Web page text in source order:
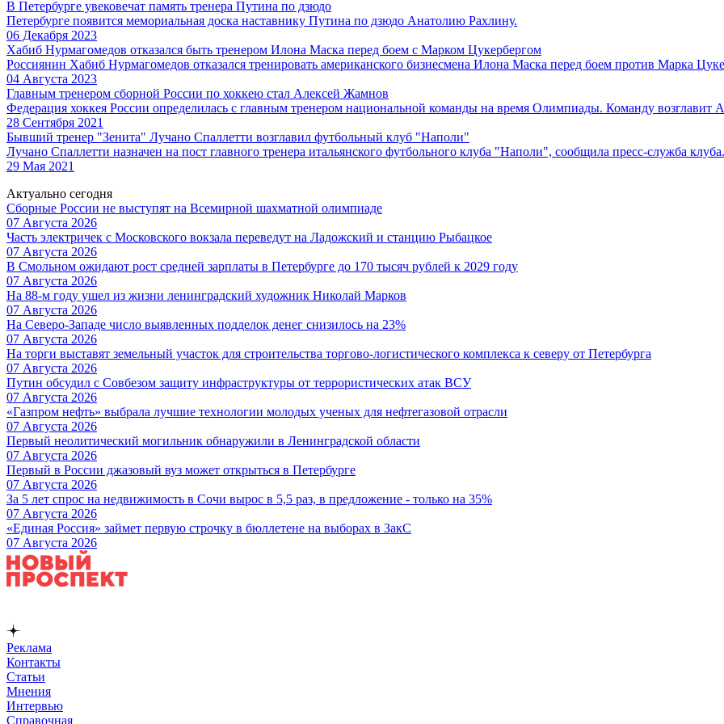
В Петербурге увековечат память тренера Путина по дзюдо
Петербурге появится мемориальная доска наставнику Путина по дзюдо Анатолию Рахлину.
06 Декабря 2023
Хабиб Нурмагомедов отказался быть тренером Илона Маска перед боем с Марком Цукербергом
Россиянин Хабиб Нурмагомедов отказался тренировать американского бизнесмена Илона Маска перед боем против Марка
04 Августа 2023
Главным тренером сборной России по хоккею стал Алексей Жамнов
Федерация хоккея России определилась с главным тренером национальной команды на время Олимпиады. Команду возглавит
28 Сентября 2021
Бывший тренер "Зенита" Лучано Спаллетти возглавил футбольный клуб "Наполи"
Лучано Спаллетти назначен на пост главного тренера итальянского футбольного клуба "Наполи", сообщила пресс-служба клуба.
29 Мая 2021
Актуально сегодня
Сборные России не выступят на Всемирной шахматной олимпиаде
07 Августа 2026
Часть электричек с Московского вокзала переведут на Ладожский и станцию Рыбацкое
07 Августа 2026
В Смольном ожидают рост средней зарплаты в Петербурге до 170 тысяч рублей к 2029 году
07 Августа 2026
На 88-м году ушел из жизни ленинградский художник Николай Марков
07 Августа 2026
На Северо-Западе число выявленных подделок денег снизилось на 23%
07 Августа 2026
На торги выставят земельный участок для строительства торгово-логистического комплекса к северу от Петербурга
07 Августа 2026
Путин обсудил с Совбезом защиту инфраструктуры от террористических атак ВСУ
07 Августа 2026
«Газпром нефть» выбрала лучшие технологии молодых ученых для нефтегазовой отрасли
07 Августа 2026
Первый неолитический могильник обнаружили в Ленинградской области
07 Августа 2026
Первый в России джазовый вуз может открыться в Петербурге
07 Августа 2026
За 5 лет спрос на недвижимость в Сочи вырос в 5,5 раз, в предложение - только на 35%
07 Августа 2026
«Единая Россия» займет первую строчку в бюллетене на выборах в ЗакС
07 Августа 2026
Реклама
Контакты
Статьи
Мнения
Интервью
Справочная